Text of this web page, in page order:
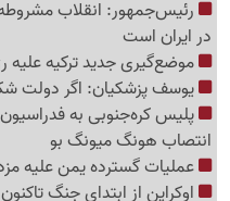
رئیس‌جمهور: انقلاب
در ایران است
موضع‌گیری جدید ترکیه علیه
یوسف پزشکیان: اگر دولت
پلیس کره‌جنوبی به
انتصاب هونگ میونگ بو
عملیات گسترده یمن علیه
اوکراین از ابتدای جنگ